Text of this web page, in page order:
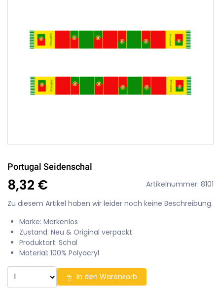
Portugal Seidenschal
8,32 €
Artikelnummer: 8101
Zu diesem Artikel haben wir leider noch keine Beschreibung.
Marke: Markenlos
Zustand: Neu & Original verpackt
Produktart: Schal
Material: 100% Polyacryl
In den Warenkorb